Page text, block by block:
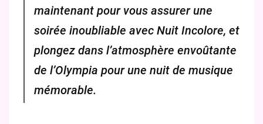
maintenant pour vous assurer une
soirée inoubliable avec Nuit Incolore, et
plongez dans l’atmosphère envoûtante
de l’Olympia pour une nuit de musique
mémorable.